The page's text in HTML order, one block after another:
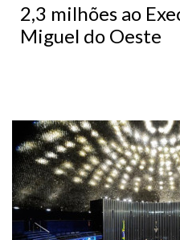
2,3 milhões ao
Miguel do Oeste